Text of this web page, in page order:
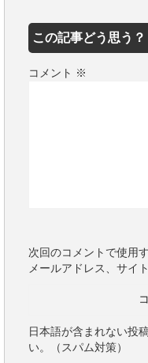
この記事どう思う？
コメント ※
次回のコメントで使用
メールアドレス、サイ
日本語が含まれない投
い。（スパム対策）